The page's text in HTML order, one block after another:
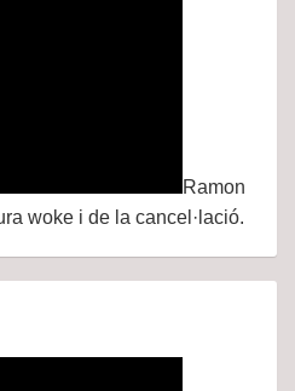
Ramon
woke i de la cancel·lació.